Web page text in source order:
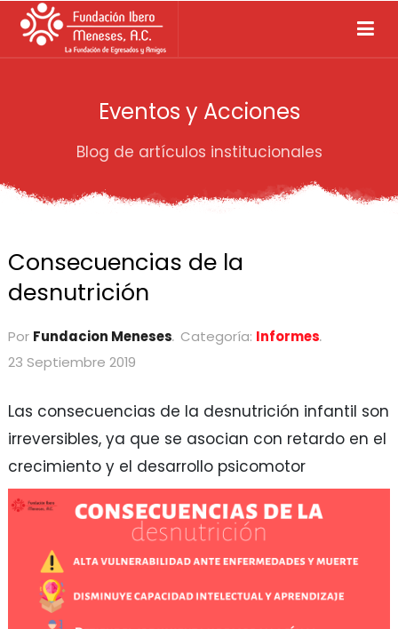
Eventos y Acciones
Blog de artículos institucionales
Consecuencias de la
desnutrición
Por Fundacion Meneses Categoría: Informes
23 Septiembre 2019
Las consecuencias de la desnutrición infantil son
irreversibles, ya que se asocian con retardo en el
crecimiento y el desarrollo psicomotor